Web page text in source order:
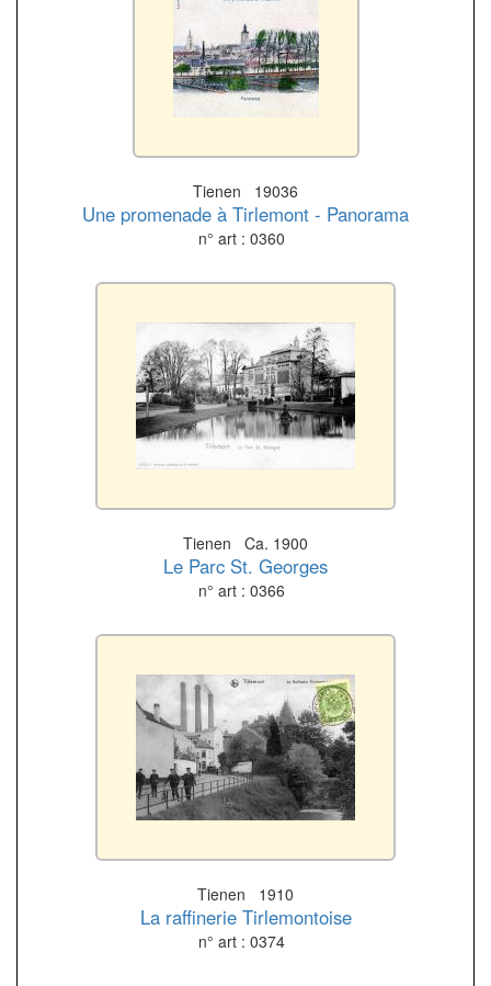
Tienen 19036
Une promenade à Tirlemont - Panorama
n° art : 0360
Tienen Ca. 1900
Le Parc St. Georges
n° art : 0366
Tienen 1910
La raffinerie Tirlemontoise
n° art : 0374